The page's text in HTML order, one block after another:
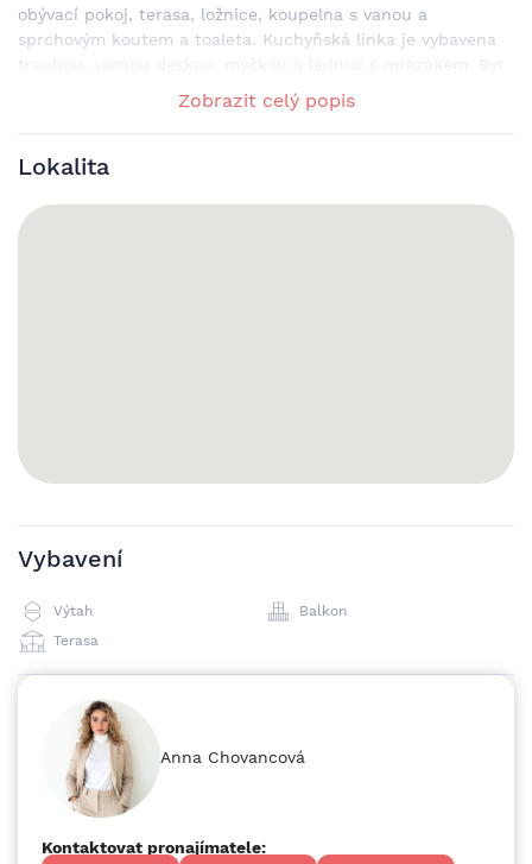
obývací pokoj, terasa, ložnice, koupelna s vanou a
sprchovým koutem a toaleta. Kuchyňská linka je vybavena
plně je vybaven nábytkem. V druhém patře se nachází tři
ložnice, dvě koupelny se sprchovým koutem a terasa na
kterou je přístup ze dvou ložnic. Jeden z pokojů má
samostatnou koupelnu. Lokalita v centru města má
obchodů, lékáren, ordinací, fitness, restaurací, kaváren či
barů, stejně jako úřady a jiné instituce, univerzitní budovy,
Zobrazit celý popis
Vybavení
Výtah
Balkon
Terasa
Lokalita
Anna Chovancová
Kontaktovat pronajímatele: